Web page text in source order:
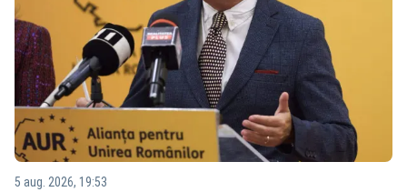
5 aug. 2026, 19:53